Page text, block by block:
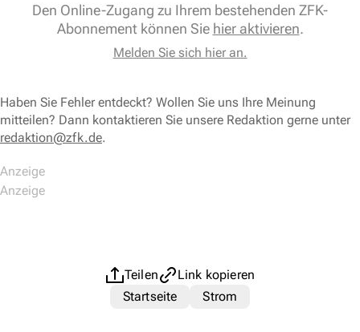
Den Online-Zugang zu Ihrem bestehenden ZFK-
Abonnement können Sie hier aktivieren.
Melden Sie sich hier an.
Haben Sie Fehler entdeckt? Wollen Sie uns Ihre Meinung
mitteilen? Dann kontaktieren Sie unsere Redaktion gerne unter
redaktion@zfk.de.
Teilen
Link kopieren
Startseite
Strom